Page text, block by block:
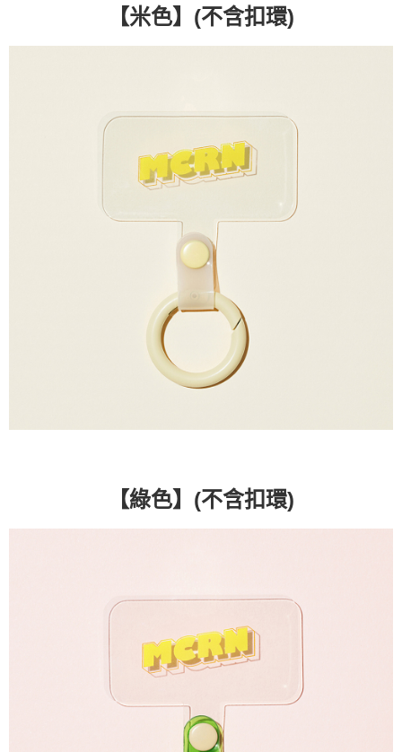
【米色】 (不含扣環)
【綠色】 (不含扣環)